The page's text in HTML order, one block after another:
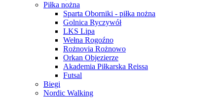
Piłka nożna
Sparta Oborniki - piłka nożna
Golnica Ryczywół
LKS Lipa
Wełna Rogoźno
Rożnovia Rożnowo
Orkan Objezierze
Akademia Piłkarska Reissa
Futsal
Biegi
Nordic Walking